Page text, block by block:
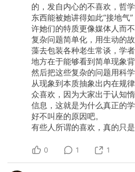
的，发自内心的不喜欢，哲
东西能被她讲得如此“接地气
许她们的特质更像媒体人而
复杂问题简单化，用生动的
藻去包装各种老生常谈，学
地方在于能够看到简单现象
然后把这些复杂的问题用科
从现象到本质抽象出内在规
众喜欢，因为大家出于认知
信息，这就是为什么真正的
好不叫座的原因吧。
有些人所谓的喜欢，真的只
0 1 1